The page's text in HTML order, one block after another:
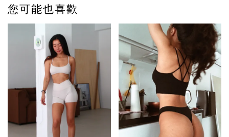
您可能也喜歡